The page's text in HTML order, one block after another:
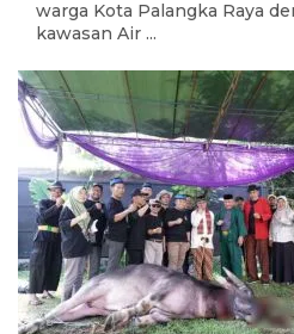
warga Kota Palangka Raya
kawasan Air ...